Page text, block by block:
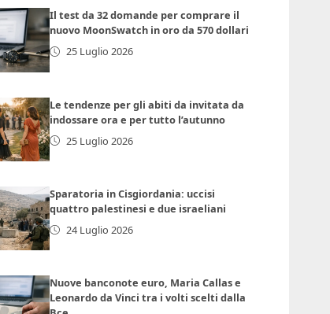
Il test da 32 domande per comprare il
nuovo MoonSwatch in oro da 570 dollari
25 Luglio 2026
Le tendenze per gli abiti da invitata da
indossare ora e per tutto l’autunno
25 Luglio 2026
Sparatoria in Cisgiordania: uccisi
quattro palestinesi e due israeliani
24 Luglio 2026
Nuove banconote euro, Maria Callas e
Leonardo da Vinci tra i volti scelti dalla